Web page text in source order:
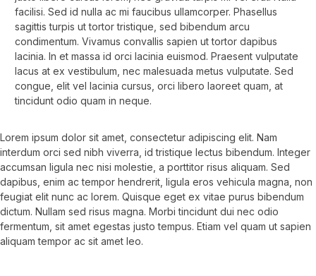
facilisi. Sed id nulla ac mi faucibus ullamcorper. Phasellus
sagittis turpis ut tortor tristique, sed bibendum arcu
condimentum. Vivamus convallis sapien ut tortor dapibus
lacinia. In et massa id orci lacinia euismod. Praesent vulputate
lacus at ex vestibulum, nec malesuada metus vulputate. Sed
congue, elit vel lacinia cursus, orci libero laoreet quam, at
tincidunt odio quam in neque.
Lorem ipsum dolor sit amet, consectetur adipiscing elit. Nam
interdum orci sed nibh viverra, id tristique lectus bibendum. Integer
accumsan ligula nec nisi molestie, a porttitor risus aliquam. Sed
dapibus, enim ac tempor hendrerit, ligula eros vehicula magna, non
feugiat elit nunc ac lorem. Quisque eget ex vitae purus bibendum
dictum. Nullam sed risus magna. Morbi tincidunt dui nec odio
fermentum, sit amet egestas justo tempus. Etiam vel quam ut sapien
aliquam tempor ac sit amet leo.